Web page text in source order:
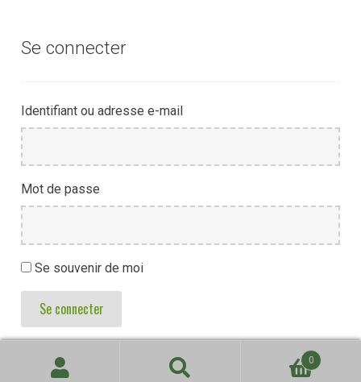
Se connecter
Identifiant ou adresse e-mail
Mot de passe
Se souvenir de moi
Se connecter
Recherche
Recherche
0